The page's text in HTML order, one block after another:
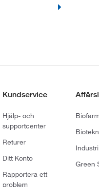
Kundservice
Hjälp- och
supportcenter
Returer
Ditt Konto
Rapportera ett
problem
Industri
Green